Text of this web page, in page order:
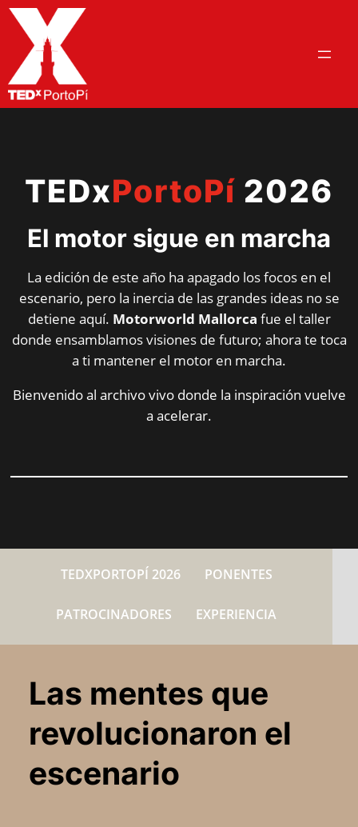
Saltar
contenido
TEDxPortoPí 2026
El motor sigue en marcha
La edición de este año ha apagado los focos en el
escenario, pero la inercia de las grandes ideas no se
detiene aquí. Motorworld Mallorca fue el taller
donde ensamblamos visiones de futuro; ahora te toca
a ti mantener el motor en marcha.
Bienvenido al archivo vivo donde la inspiración vuelve
a acelerar.
TEDXPORTOPÍ 2026 PONENTES
PATROCINADORES EXPERIENCIA
Las mentes que
revolucionaron el
escenario